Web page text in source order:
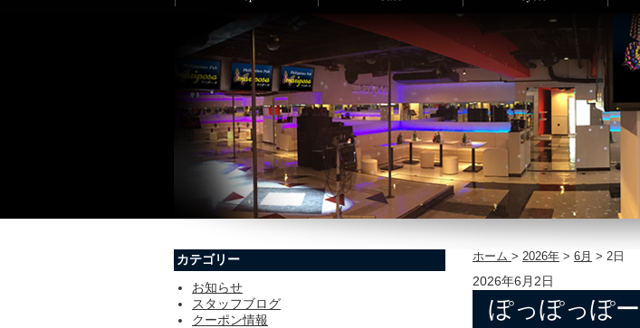
ホーム > 2026年 > 6月 > 2日
2026年6月2日
ぽっぽっぽー
カテゴリー
お知らせ
スタッフブログ
クーポン情報